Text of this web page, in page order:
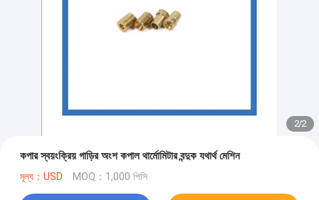
2/2
কপার স্বয়ংক্রিয় গাড়ির অংশ কপাল থার্মোমিটার বন্দুক যথার্থ মেশিন
মূল্য：USD MOQ：1,000 পিসি